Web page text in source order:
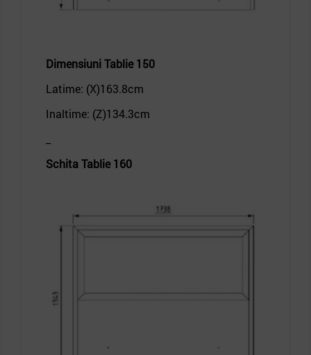
DimensiuniTablie 150
Latime: (X)163.8cm
Inaltime: (Z)134.3cm
Schita Tablie 160